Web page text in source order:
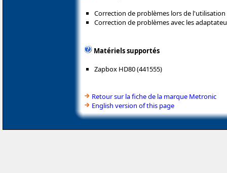
Correction de problèmes lors de l'utilisation
Correction de problèmes avec les
Matériels supportés
Zapbox HD80 (441555)
Retour sur la fiche de la marque Metronic
English version of this page